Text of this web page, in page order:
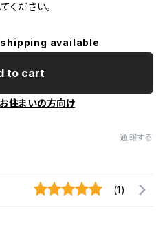
ください。
available
to cart
住まいの方向け
通報する
(1)